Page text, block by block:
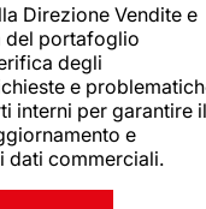
Direzione Vendite e
del portafoglio
degli
e
interni per garantire il
e
dati commerciali.